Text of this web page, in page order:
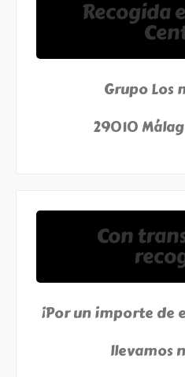
Recogida
Grupo Los
29010
Con
¡Por un importe de
llevamos